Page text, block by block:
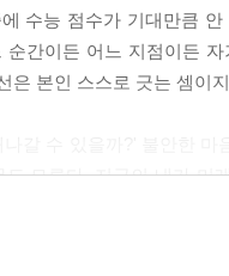
수능 점수가 기대만큼
순간이든 어느 지점이든
은 본인 스스로 긋는 셈이
모른다. 지금의 내가 미